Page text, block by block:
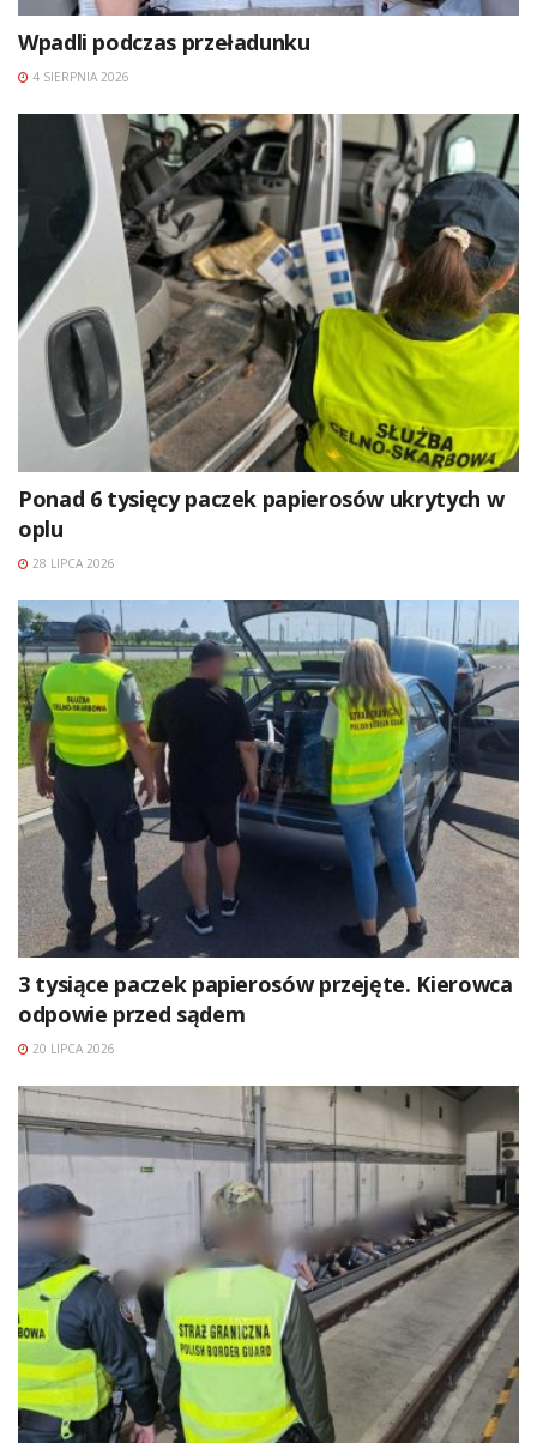
Wpadli podczas przeładunku
4 SIERPNIA 2026
Ponad 6 tysięcy paczek papierosów ukrytych w
oplu
28 LIPCA 2026
3 tysiące paczek papierosów przejęte. Kierowca
odpowie przed sądem
20 LIPCA 2026